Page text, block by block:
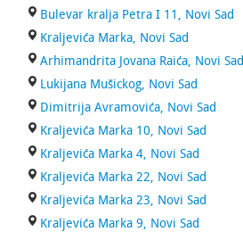
Bulevar kralja Petra I 11, Novi Sad
Kraljevića Marka, Novi Sad
Arhimandrita Jovana Raića, Novi Sad
Lukijana Mušickog, Novi Sad
Dimitrija Avramovića, Novi Sad
Kraljevića Marka 10, Novi Sad
Kraljevića Marka 4, Novi Sad
Kraljevića Marka 22, Novi Sad
Kraljevića Marka 23, Novi Sad
Kraljevića Marka 9, Novi Sad